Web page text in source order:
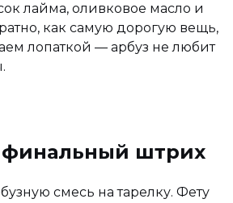
лайма, оливковое масло и
как самую дорогую вещь,
лопаткой — арбуз не любит
штрих
смесь на тарелку. Фету